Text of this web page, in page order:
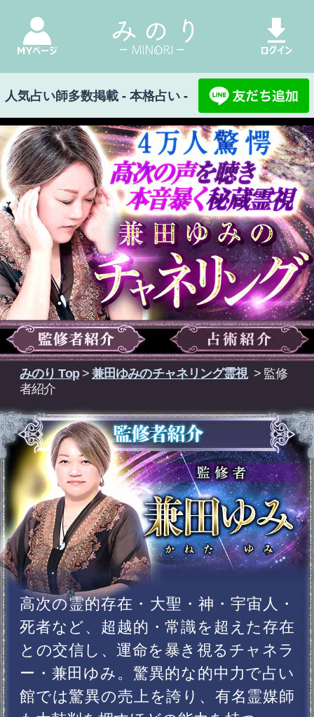
みのり Top >兼田ゆみのチャネリング霊視 > 監修
者紹介
高次の霊的存在・大聖・神・宇宙人・
死者など、超越的・常識を超えた存在
との交信し、運命を暴き視るチャネラ
ー・兼田ゆみ。驚異的な的中力で占い
館では驚異の売上を誇り、有名霊媒師
も太鼓判を押すほどの能力を持つ。
潜在意識を読み、書き換えることで、
まだ見えていない内側に眠っている可
能性を十二分に引き出していく力で、
対面・電話・オンラインセッションの
鑑定数は40,000人以上※1 、浄霊件数1,00
0人以上 ※2 となる。
※2023年10月時点、いずれもテレシスネットワーク調
オフィシャルホームページ